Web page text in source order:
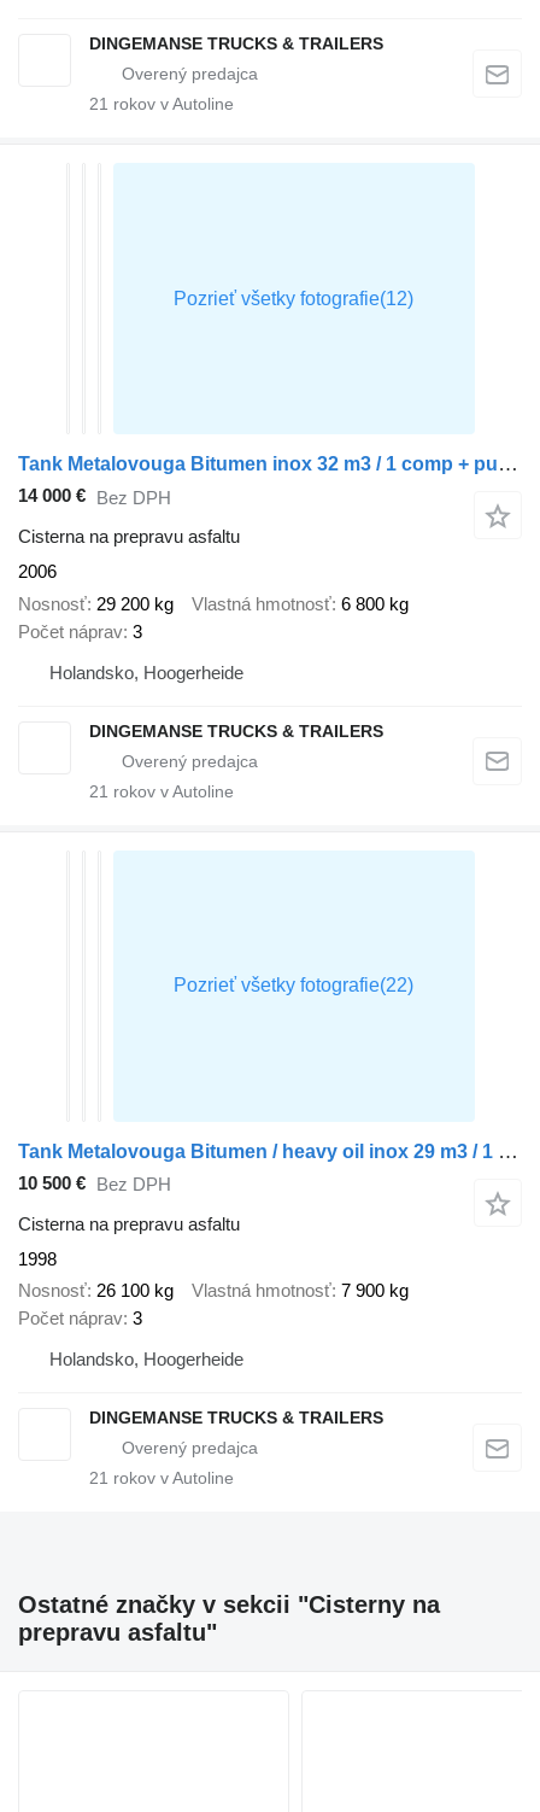
DINGEMANSE TRUCKS & TRAILERS
21 rokov v Autoline
Tank Metalovouga Bitumen inox 32 m3 / 1 comp + pump
14 000 € Bez DPH
Cisterna na prepravu asfaltu
2006
Nosnosť 29 200 kg Vlastná hmotnosť 6 800 kg
Počet náprav 3
Holandsko, Hoogerheide
DINGEMANSE TRUCKS & TRAILERS
21 rokov v Autoline
Tank Metalovouga Bitumen / heavy oil inox 29 m3 / 1 comp
10 500 €
Bez DPH
Cisterna na prepravu asfaltu
1998
Nosnosť 26 100 kg Vlastná hmotnosť 7 900 kg
Počet náprav 3
Holandsko, Hoogerheide
DINGEMANSE TRUCKS & TRAILERS
21 rokov v Autoline
Ostatné značky v sekcii "Cisterny na
prepravu asfaltu"